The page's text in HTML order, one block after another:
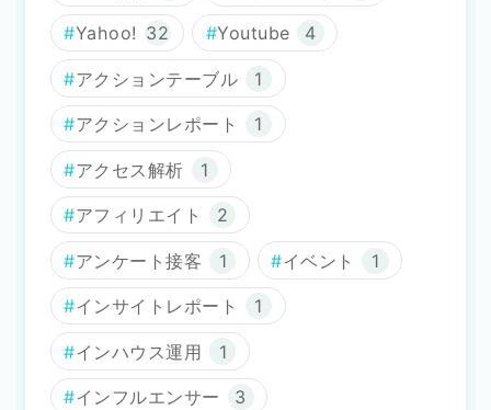
Yahoo! 32 Youtube 4
アクションテーブル 1
アクションレポート 1
アクセス解析 1
アフィリエイト 2
アンケート接客 1 イベント 1
インサイトレポート 1
インハウス運用 1
インフルエンサー 3